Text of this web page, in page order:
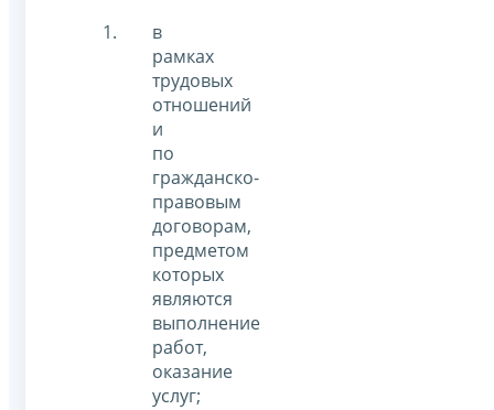
в
рамках
трудовых
отношений
и
по
гражданско-
правовым
договорам,
предметом
которых
являются
выполнение
работ,
оказание
услуг;